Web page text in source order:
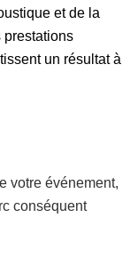
et de la
prestations
un résultat à
votre événement,
conséquent